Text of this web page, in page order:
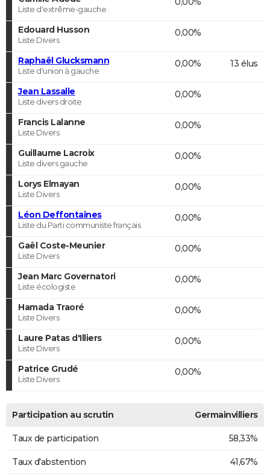
Liste d'extrême-gauche
Edouard Husson
Liste Divers
0,00%
Raphaël Glucksmann
Liste d'union à gauche
0,00% 13 élus
Jean Lassalle
Liste divers droite
0,00%
Francis Lalanne
Liste Divers
0,00%
Guillaume Lacroix
Liste divers gauche
0,00%
Lorys Elmayan
Liste Divers
0,00%
Léon Deffontaines
Liste du Parti communiste français
0,00%
Gaël Coste-Meunier
Liste Divers
0,00%
Jean Marc Governatori
Liste écologiste
0,00%
Hamada Traoré
Liste Divers
0,00%
Laure Patas d'Illiers
Liste Divers
0,00%
Patrice Grudé
Liste Divers
0,00%
Participation au scrutin Germainvilliers
Taux de participation 58,33%
Taux d'abstention 41,67%